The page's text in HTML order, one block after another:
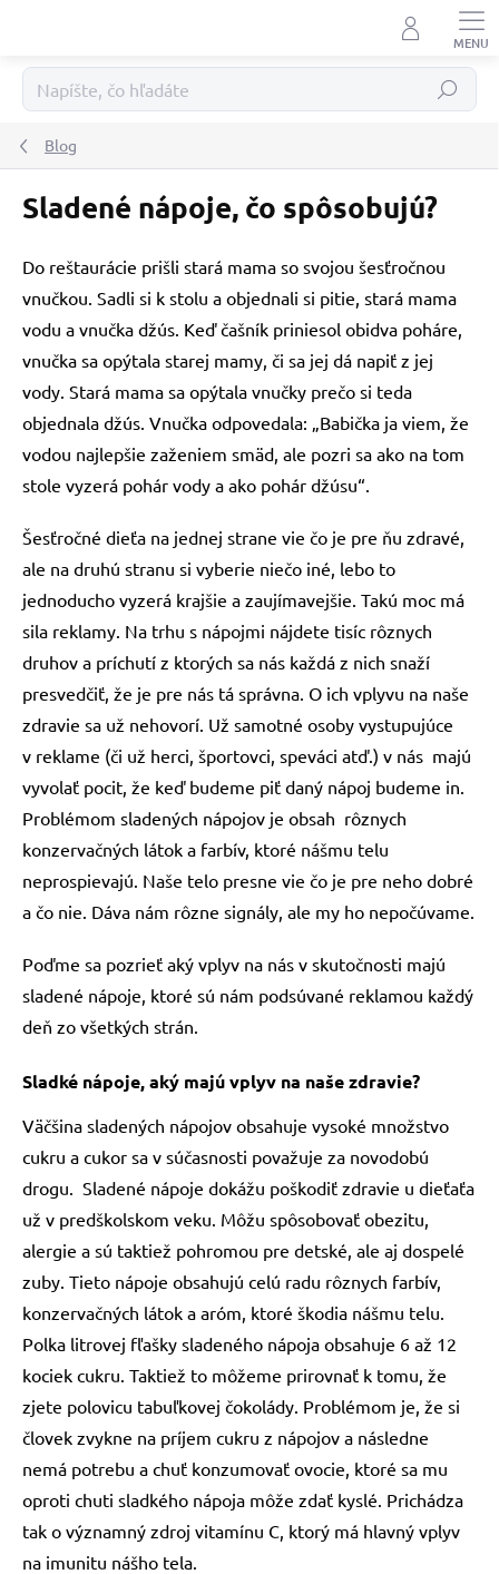
Hľadať
Blog
Sladené nápoje, čo spôsobujú?
Do reštaurácie prišli stará mama so svojou šesťročnou
vnučkou. Sadli si k stolu a objednali si pitie, stará mama
vodu a vnučka džús. Keď čašník priniesol obidva poháre,
vnučka sa opýtala starej mamy, či sa jej dá napiť z jej
vody. Stará mama sa opýtala vnučky prečo si teda
objednala džús. Vnučka odpovedala: „Babička ja viem, že
vodou najlepšie zaženiem smäd, ale pozri sa ako na tom
stole vyzerá pohár vody a ako pohár džúsu“.
Šesťročné dieťa na jednej strane vie čo je pre ňu zdravé,
ale na druhú stranu si vyberie niečo iné, lebo to
jednoducho vyzerá krajšie a zaujímavejšie. Takú moc má
sila reklamy. Na trhu s nápojmi nájdete tisíc rôznych
druhov a príchutí z ktorých sa nás každá z nich snaží
presvedčiť, že je pre nás tá správna. O ich vplyvu na naše
zdravie sa už nehovorí. Už samotné osoby vystupujúce
v reklame (či už herci, športovci, speváci atď.) v nás majú
vyvolať pocit, že keď budeme piť daný nápoj budeme in.
Problémom sladených nápojov je obsah rôznych
konzervačných látok a farbív, ktoré nášmu telu
neprospievajú. Naše telo presne vie čo je pre neho dobré
a čo nie. Dáva nám rôzne signály, ale my ho nepočúvame.
Poďme sa pozrieť aký vplyv na nás v skutočnosti majú
sladené nápoje, ktoré sú nám podsúvané reklamou každý
deň zo všetkých strán.
Sladké nápoje, aký majú vplyv na naše zdravie?
Väčšina sladených nápojov obsahuje vysoké množstvo
cukru a cukor sa v súčasnosti považuje za novodobú
drogu. Sladené nápoje dokážu poškodiť zdravie u dieťaťa
už v predškolskom veku. Môžu spôsobovať obezitu,
alergie a sú taktiež pohromou pre detské, ale aj dospelé
zuby. Tieto nápoje obsahujú celú radu rôznych farbív,
konzervačných látok a aróm, ktoré škodia nášmu telu.
Polka litrovej fľašky sladeného nápoja obsahuje 6 až 12
kociek cukru. Taktiež to môžeme prirovnať k tomu, že
zjete polovicu tabuľkovej čokolády. Problémom je, že si
človek zvykne na príjem cukru z nápojov a následne
nemá potrebu a chuť konzumovať ovocie, ktoré sa mu
oproti chuti sladkého nápoja môže zdať kyslé. Prichádza
tak o významný zdroj vitamínu C, ktorý má hlavný vplyv
na imunitu nášho tela.